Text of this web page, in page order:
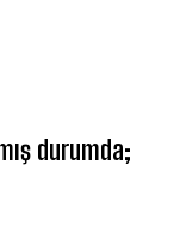
durumda;